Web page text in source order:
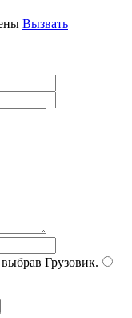
Вызвать
Грузовик.